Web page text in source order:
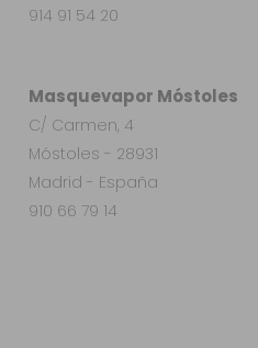
Masquevapor Móstoles
C/ Carmen, 4
Móstoles - 28931
Madrid - España
910 66 79 14
914 91 54 20